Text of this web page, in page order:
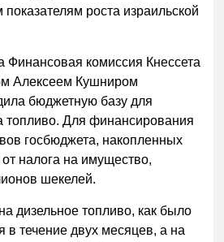
роста израильской
Финансовая комиссия Кнессета
Алексеем Кушниром
бюджетную базу для
топливо. Для финансирования
госбюджета, накопленных
налога на имущество,
шекелей.
дизельное топливо, как было
в течение двух месяцев, а на